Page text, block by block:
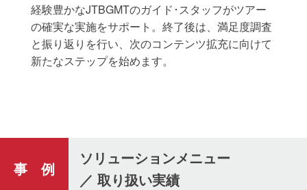
経験豊かなJTBGMTのガイド･スタッフがツアー
の確実な実施をサポート。終了後は、満足度調査
と振り返りを行い、次のコンテンツ拡充に向けて
新たなステップを始めます。
事 例
ソリューションメニュー
／ 取り扱い実績